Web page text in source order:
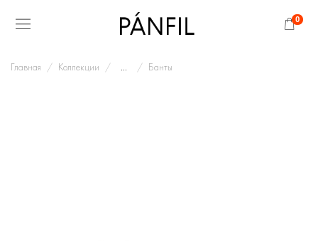
0
Главная Коллекции ... Банты